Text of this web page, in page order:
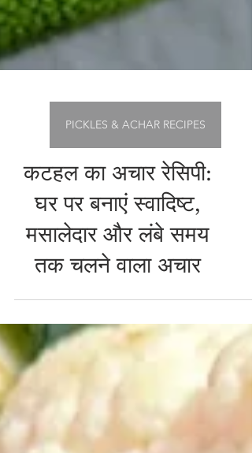
PICKLES & ACHAR RECIPES
कटहल का अचार रेसिपी:
घर पर बनाएं स्वादिष्ट,
मसालेदार और लंबे समय
तक चलने वाला अचार